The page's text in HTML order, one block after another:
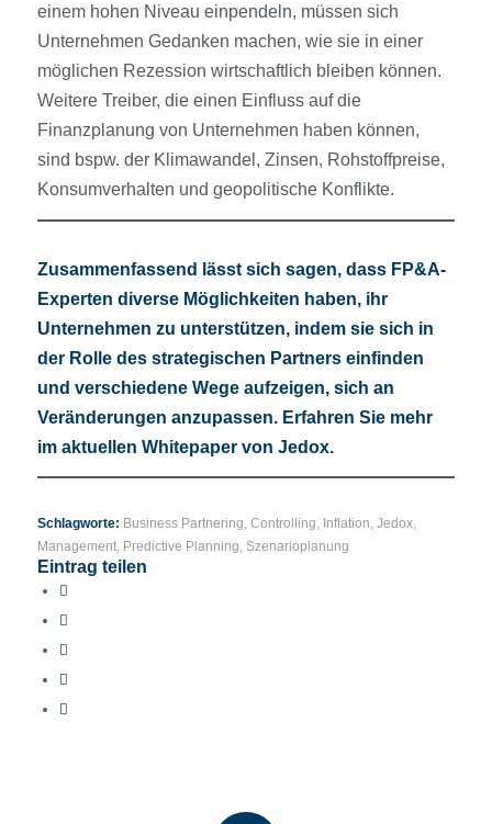
einem hohen Niveau einpendeln, müssen sich
Unternehmen Gedanken machen, wie sie in einer
möglichen Rezession wirtschaftlich bleiben können.
Weitere Treiber, die einen Einfluss auf die
Finanzplanung von Unternehmen haben können,
sind bspw. der Klimawandel, Zinsen, Rohstoffpreise,
Konsumverhalten und geopolitische Konflikte.
Zusammenfassend lässt sich sagen, dass FP&A-
Experten diverse Möglichkeiten haben, ihr
Unternehmen zu unterstützen, indem sie sich in
der Rolle des strategischen Partners einfinden
und verschiedene Wege aufzeigen, sich an
Veränderungen anzupassen. Erfahren Sie mehr
im aktuellen Whitepaper von Jedox.
Schlagworte: Business Partnering Controlling Inflation Jedox,
Management, Predictive Planning Szenarioplanung
Eintrag teilen